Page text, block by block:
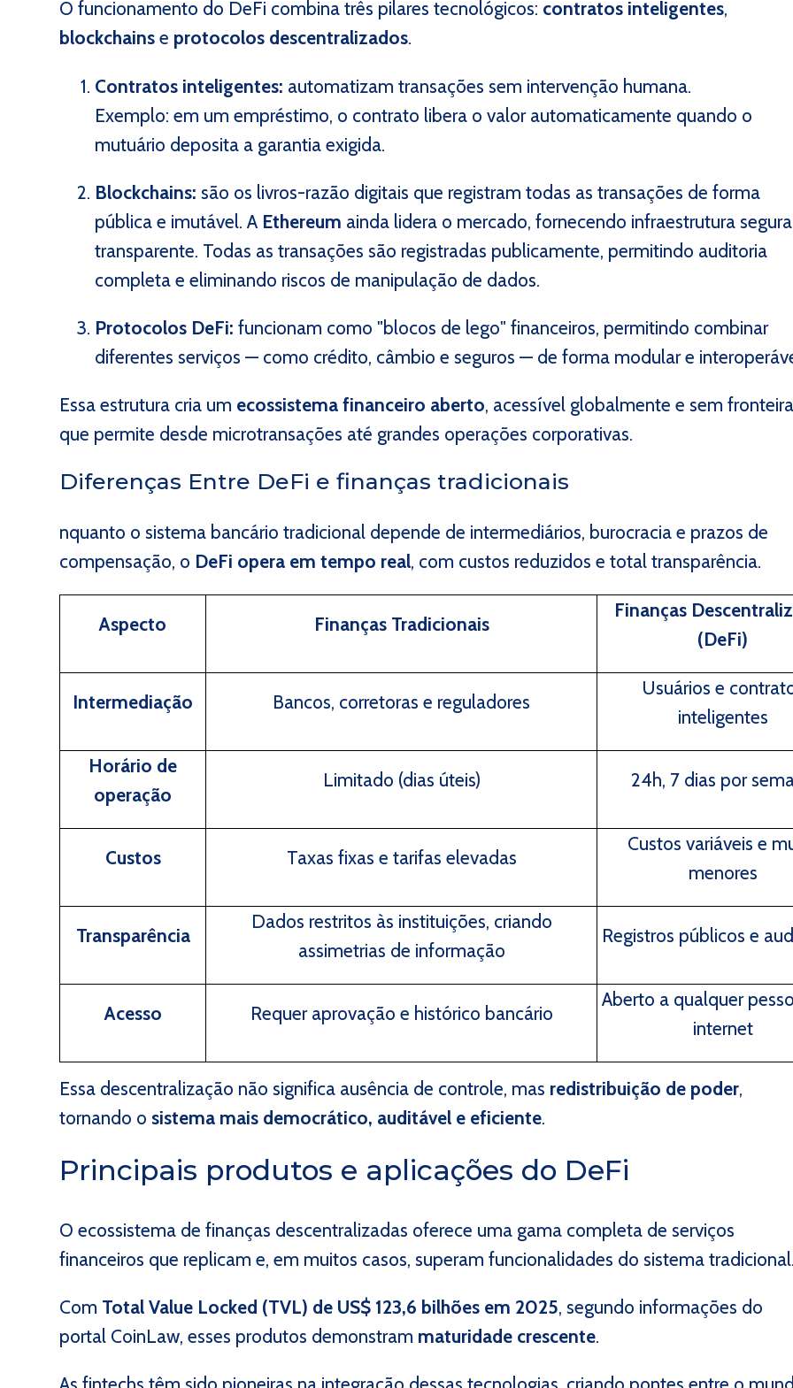
O funcionamento do DeFi combina três pilares tecnológicos: contratos inteligentes,
blockchains e protocolos descentralizados.
Contratos inteligentes: automatizam transações sem intervenção humana.
Exemplo: em um empréstimo, o contrato libera o valor automaticamente quando o
mutuário deposita a garantia exigida.
Blockchains: são os livros-razão digitais que registram todas as transações de forma
pública e imutável. A Ethereum ainda lidera o mercado, fornecendo infraestrutura
transparente. Todas as transações são registradas publicamente, permitindo auditoria
completa e eliminando riscos de manipulação de dados.
Protocolos DeFi: funcionam como "blocos de lego" financeiros, permitindo combinar
diferentes serviços — como crédito, câmbio e seguros — de forma modular e
Essa estrutura cria um ecossistema financeiro aberto, acessível globalmente e sem
que permite desde microtransações até grandes operações corporativas.
Diferenças Entre DeFi e finanças tradicionais
nquanto o sistema bancário tradicional depende de intermediários, burocracia e prazos de
compensação, o DeFi opera em tempo real, com custos reduzidos e total transparência.
Aspecto Finanças Tradicionais
Finanças
(DeFi)
Intermediação Bancos, corretoras e reguladores
Usuários e
inteligentes
Horário de
operação
Limitado (dias úteis) 24h, 7 dias por
Custos Taxas fixas e tarifas elevadas
Custos variáveis e
menores
Transparência
Dados restritos às instituições, criando
assimetrias de informação
Registros públicos e
Acesso Requer aprovação e histórico bancário
Aberto a qualquer
internet
Essa descentralização não significa ausência de controle, mas redistribuição de poder,
tornando o sistema mais democrático, auditável e eficiente.
Principais produtos e aplicações do DeFi
O ecossistema de finanças descentralizadas oferece uma gama completa de serviços
financeiros que replicam e, em muitos casos, superam funcionalidades do sistema tradicional.
Com Total Value Locked (TVL) de US$ 123,6 bilhões em 2025, segundo informações do
portal CoinLaw, esses produtos demonstram maturidade crescente.